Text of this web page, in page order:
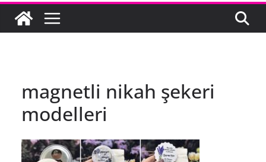
magnetli nikah şekeri
modelleri